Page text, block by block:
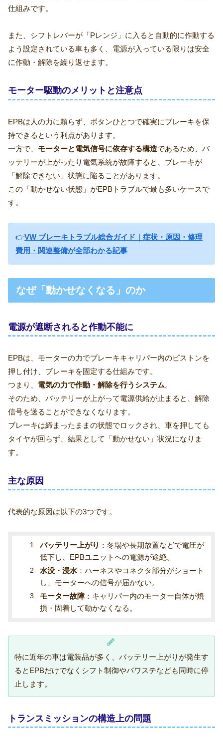
仕組みです。
また、シフトレバーが「Pレンジ」に入ると自動的に作動する
よう設定されている車も多く、電源が入っている限りは安全
に作動・解除を繰り返せます。
モーター駆動のメリットと注意点
EPBは人の力に頼らず、ボタンひとつで確実にブレーキを保
持できるという利点があります。
一方で、 モーターと電気信号に依存する構造であるため、バ
ッテリーが上がったり電気系統が故障すると、ブレーキが
「解除できない」状態に陥ることがあります。
この「動かせない状態」がEPBトラブルで最も多いケースで
す。
👉VW ブレーキトラブル総合ガイド｜症状・原因・修理
費用・関連整備が全部わかる記事
なぜ「動かせなくなる」のか
電源が遮断されると作動不能に
EPBは、モーターの力でブレーキキャリパー内のピストンを
押し付け、ブレーキを固定する仕組みです。
つまり、 電気の力で作動・解除を行うシステム。
そのため、バッテリーが上がって電源供給が止まると、解除
信号を送ることができなくなります。
ブレーキは締まったままの状態でロックされ、車を押しても
タイヤが回らず、結果として「動かせない」状況になりま
す。
主な原因
代表的な原因は以下の3つです。
バッテリー上がり ：冬場や長期放置などで電圧が
低下し、EPBユニットへの電源が途絶。
水没・浸水：ハーネスやコネクタ部分がショート
し、モーターへの信号が届かない。
モーター故障：キャリパー内のモーター自体が焼
損・固着して動かなくなる。
特に近年の車は電装品が多く、バッテリー上がりが発生す
るとEPBだけでなくシフト制御やパワステなども同時に停
止します。
トランスミッションの構造上の問題